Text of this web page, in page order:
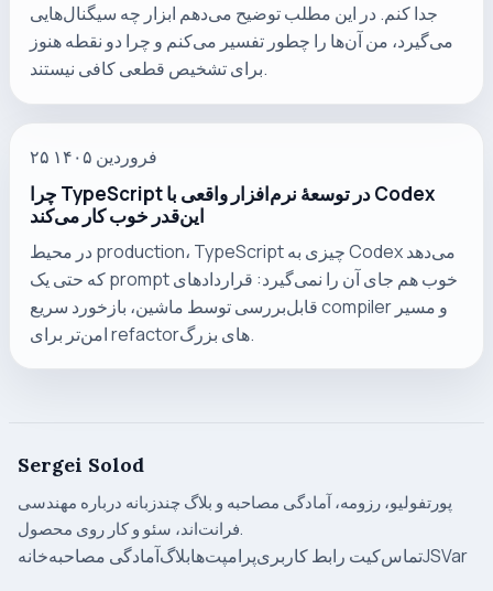
جدا کنم. در این مطلب توضیح می‌دهم ابزار چه سیگنال‌هایی
می‌گیرد، من آن‌ها را چطور تفسیر می‌کنم و چرا دو نقطه هنوز
برای تشخیص قطعی کافی نیستند.
۲۵ فروردین ۱۴۰۵
چرا TypeScript در توسعهٔ نرم‌افزار واقعی با Codex
این‌قدر خوب کار می‌کند
در محیط production، TypeScript چیزی به Codex می‌دهد
که حتی یک prompt خوب هم جای آن را نمی‌گیرد: قراردادهای
قابل‌بررسی توسط ماشین، بازخورد سریع compiler و مسیر
امن‌تر برای refactorهای بزرگ.
Sergei Solod
پورتفولیو، رزومه، آمادگی مصاحبه و بلاگ چندزبانه درباره مهندسی
فرانت‌اند، سئو و کار روی محصول.
خانهآمادگی مصاحبهبلاگپرامپت‌هاکیت رابط کاربریتماسJSVar